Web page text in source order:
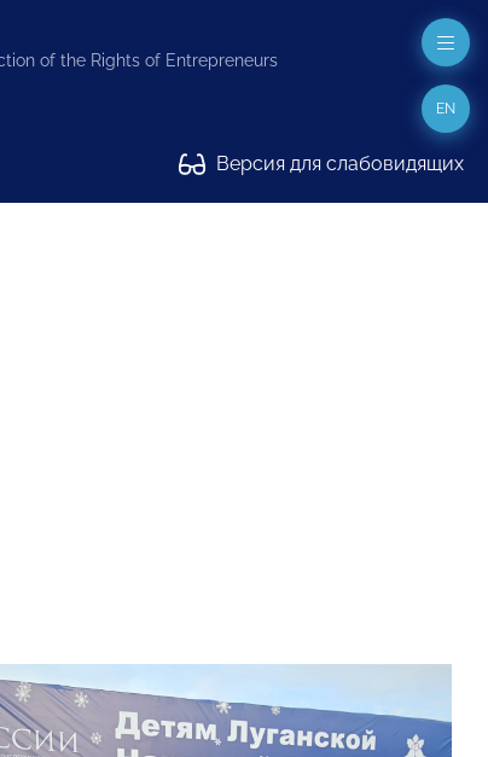
of the Rights of Entrepreneurs
Версия для слабовидящих
EN